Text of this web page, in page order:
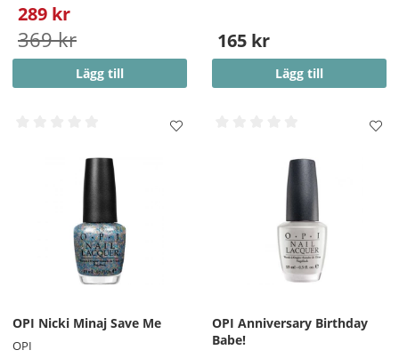
289 kr
369 kr
Lägg till
165 kr
Lägg till
OPI Nicki Minaj Save Me
OPI
OPI Anniversary Birthday
Babe!